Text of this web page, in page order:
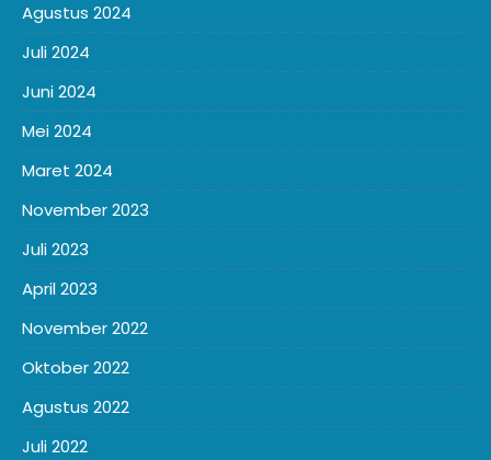
Agustus 2024
Juli 2024
Juni 2024
Mei 2024
Maret 2024
November 2023
Juli 2023
April 2023
November 2022
Oktober 2022
Agustus 2022
Juli 2022